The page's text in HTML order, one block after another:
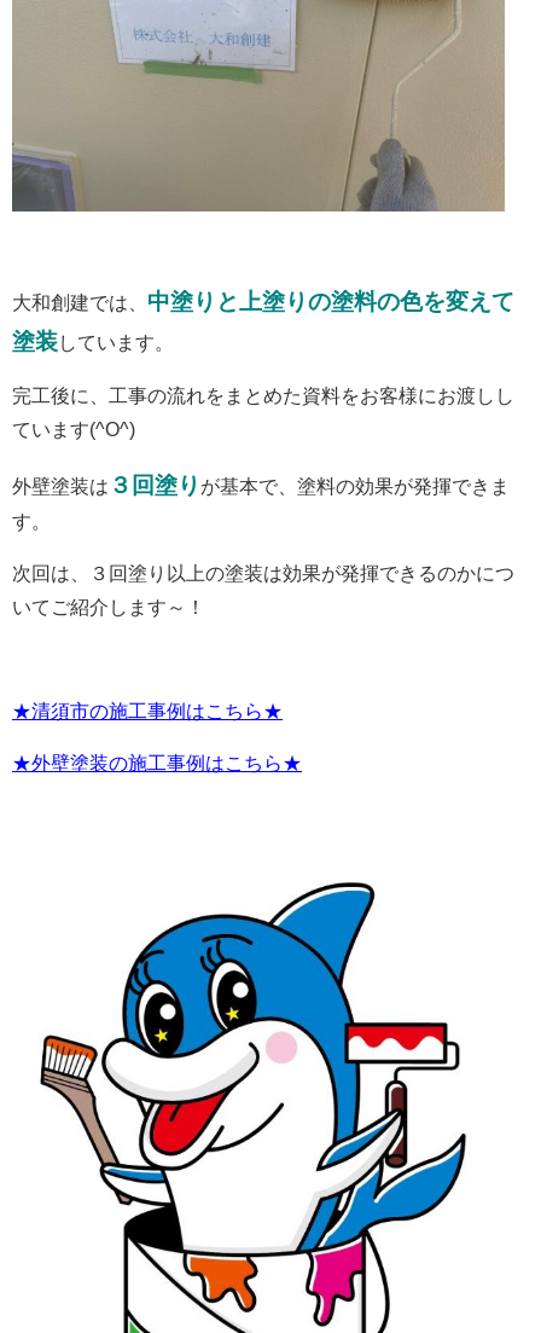
大和創建では、 中塗りと上塗りの塗料の色を変えて
塗装しています。
完工後に、工事の流れをまとめた資料をお客様にお渡しし
ています(^O^)
外壁塗装は ３回塗り が基本で、塗料の効果が発揮できま
す。
次回は、３回塗り以上の塗装は効果が発揮できるのかにつ
いてご紹介します～！
★清須市の施工事例はこちら★
★外壁塗装の施工事例はこちら★